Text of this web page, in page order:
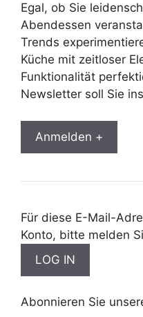
Egal, ob Sie
Abendessen
Trends
Küche mit zeitloser
Funktionalität
Newsletter soll Sie
Anmelden +
Für diese E-Mail-
Konto, bitte melden
Abonnieren Sie